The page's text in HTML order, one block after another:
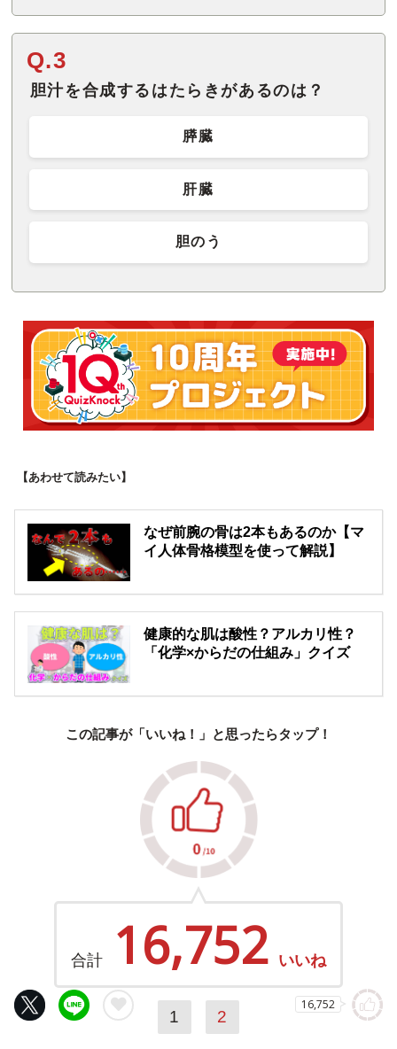
Q.3
胆汁を合成するはたらきがあるのは？
膵臓
肝臓
胆のう
【あわせて読みたい】
なぜ前腕の骨は2本もあるのか【マ
イ人体骨格模型を使って解説】
健康的な肌は酸性？アルカリ性？
「化学×からだの仕組み」クイズ
この記事が「いいね！」と思ったらタップ！
合計 16,752 いいね
16,752
1 2